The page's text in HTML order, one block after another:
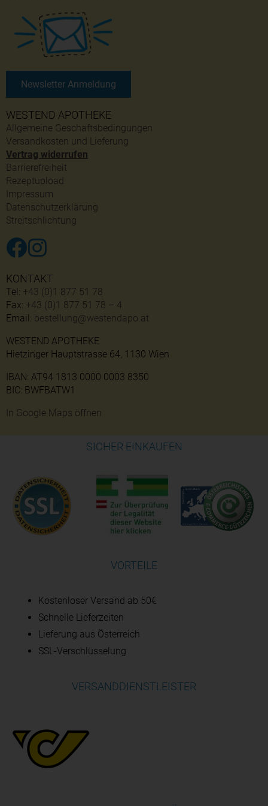
WESTEND APOTHEKE
Allgemeine Geschäftsbedingungen
Versandkosten und Lieferung
Vertrag widerrufen
Barrierefreiheit
Rezeptupload
Impressum
Datenschutzerklärung
Streitschlichtung
Newsletter Anmeldung
KONTAKT
Tel: +43 (0)1 877 51 78
Fax: +43 (0)1 877 51 78 – 4
Email: bestellung@westendapo.at
WESTEND APOTHEKE
Hietzinger Hauptstrasse 64, 1130 Wien
IBAN: AT94 1813 0000 0003 8350
BIC: BWFBATW1
In Google Maps öffnen
SICHER EINKAUFEN
VORTEILE
Kostenloser Versand ab 50€
Schnelle Lieferzeiten
Lieferung aus Österreich
SSL-Verschlüsselung
VERSANDDIENSTLEISTER